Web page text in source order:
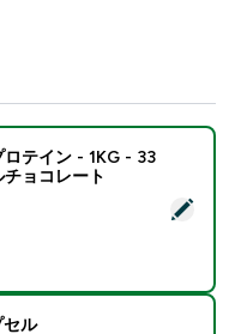
エイ プロテイン - 1KG -
テイン - 1KG - 33
ョコレート
price
ル